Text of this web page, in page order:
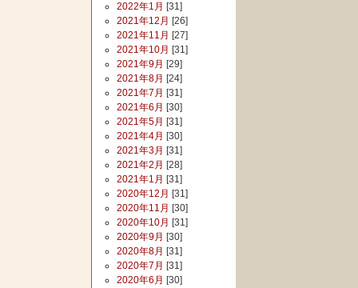
2022年1月 [31]
2021年12月 [26]
2021年11月 [27]
2021年10月 [31]
2021年9月 [29]
2021年8月 [24]
2021年7月 [31]
2021年6月 [30]
2021年5月 [31]
2021年4月 [30]
2021年3月 [31]
2021年2月 [28]
2021年1月 [31]
2020年12月 [31]
2020年11月 [30]
2020年10月 [31]
2020年9月 [30]
2020年8月 [31]
2020年7月 [31]
2020年6月 [30]